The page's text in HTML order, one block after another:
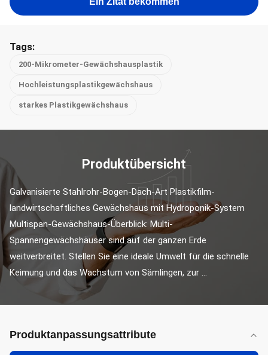
Tags:
200-Mikrometer-Gewächshausplastik
Hochleistungsplastikgewächshaus
starkes Plastikgewächshaus
Produktübersicht
Galvanisierte Stahlrohr-Bogen-Dach-Art Plastikfilm-
landwirtschaftliches Gewächshaus mit Hydroponik-System
Multispan-Gewächshaus-Überblick: Multi-
Spannengewächshäuser sind auf der ganzen Erde
weitverbreitet. Stellen Sie eine ideale Umwelt für die schnelle
Keimung und das Wachstum von Sämlingen, zur ...
Produktanpassungsattribute